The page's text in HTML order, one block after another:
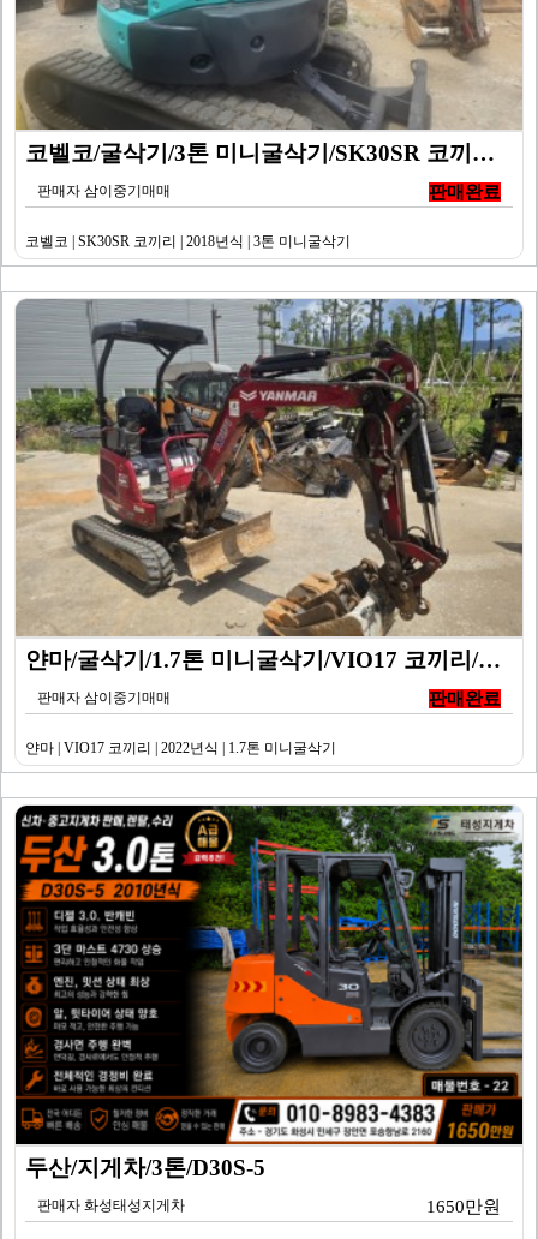
코벨코/굴삭기/3톤 미니굴삭기/SK30SR 코끼리/20…
판매자 삼이중기매매 판매완료
코벨코 | SK30SR 코끼리 | 2018년식 | 3톤 미니굴삭기
얀마/굴삭기/1.7톤 미니굴삭기/VIO17 코끼리/20…
판매자 삼이중기매매 판매완료
얀마 | VIO17 코끼리 | 2022년식 | 1.7톤 미니굴삭기
두산/지게차/3톤/D30S-5
판매자 화성태성지게차 1650만원